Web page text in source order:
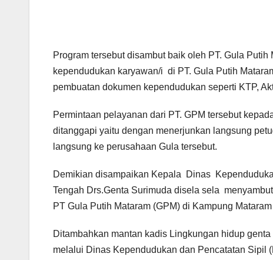
Program tersebut disambut baik oleh PT. Gula
kependudukan karyawan/i di PT. Gula Putih
pembuatan dokumen kependudukan seperti KTP,
Permintaan pelayanan dari PT. GPM tersebut
ditanggapi yaitu dengan menerjunkan langsung
langsung ke perusahaan Gula tersebut.
Demikian disampaikan Kepala Dinas
Tengah Drs.Genta Surimuda disela sela
PT Gula Putih Mataram (GPM) di Kampung
Ditambahkan mantan kadis Lingkungan hidup
melalui Dinas Kependudukan dan Pencatatan Sipil